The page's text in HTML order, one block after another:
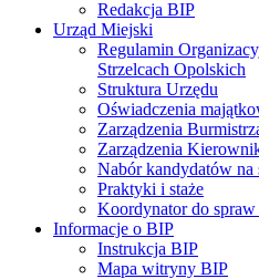
Redakcja BIP
Urząd Miejski
Regulamin
Strzelcach Opolskich
Struktura Urzędu
Oświadczenia
Zarządzenia
Zarządzenia
Nabór kandydatów na
Praktyki i staże
Koordynator do spraw
Informacje o BIP
Instrukcja BIP
Mapa witryny BIP